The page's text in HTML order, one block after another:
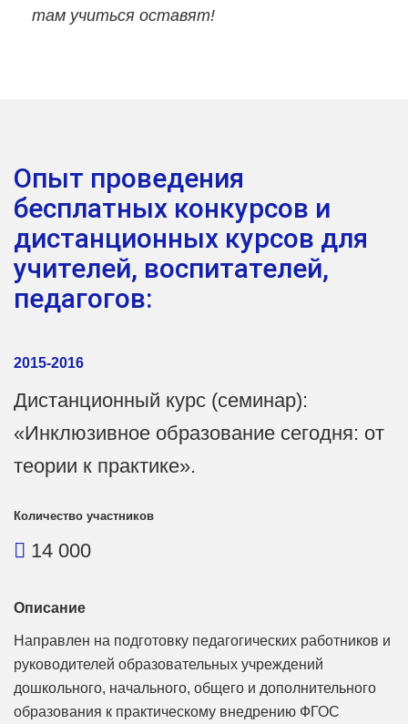
там учиться оставят!
Опыт проведения
бесплатных конкурсов и
дистанционных курсов для
учителей, воспитателей,
педагогов:
2015-2016
Дистанционный курс (семинар):
«Инклюзивное образование сегодня: от
теории к практике».
Количество участников
14 000
Описание
Направлен на подготовку педагогических работников и
руководителей образовательных учреждений
дошкольного, начального, общего и дополнительного
образования к практическому внедрению ФГОС